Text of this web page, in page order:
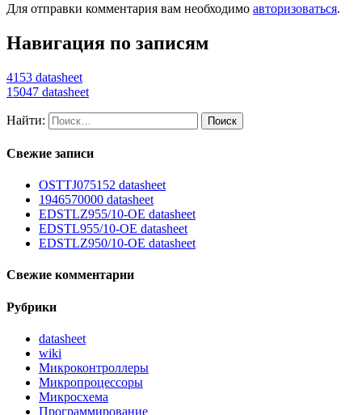
Для отправки комментария вам необходимо авторизоваться.
Навигация по записям
4153 datasheet
15047 datasheet
Найти:
Свежие записи
OSTTJ075152 datasheet
1946570000 datasheet
EDSTLZ955/10-OE datasheet
EDSTL955/10-OE datasheet
EDSTLZ950/10-OE datasheet
Свежие комментарии
Рубрики
datasheet
wiki
Микроконтроллеры
Микропроцессоры
Микросхема
Программирование